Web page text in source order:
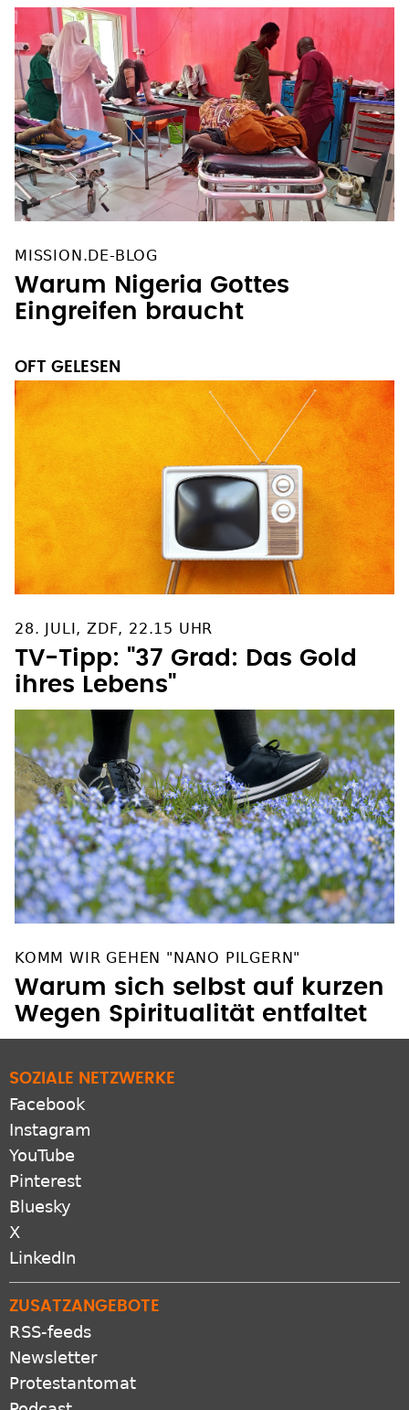
MISSION.DE-BLOG
Warum Nigeria Gottes
Eingreifen braucht
OFT GELESEN
28. JULI, ZDF, 22.15 UHR
TV-Tipp: "37 Grad: Das Gold
ihres Lebens"
KOMM WIR GEHEN "NANO PILGERN"
Warum sich selbst auf kurzen
Wegen Spiritualität entfaltet
SOZIALE NETZWERKE
Facebook
Instagram
YouTube
Pinterest
Bluesky
X
LinkedIn
ZUSATZANGEBOTE
RSS-feeds
Newsletter
Protestantomat